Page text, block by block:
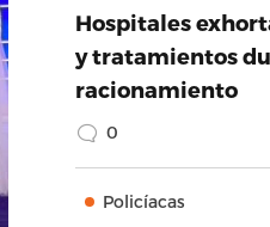
Hospitales
y tratamientos
racionamiento
0
Policíacas